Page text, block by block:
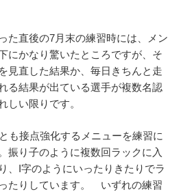
た直後の7月末の練習時には、メン
にかなり驚いたところですが、そ
見直した結果か、毎日きちんと走
る結果が出ている選手が複数名認
しい限りです。
も接点強化するメニューを練習に
振り子のように複数回ラックに入
、I字のようにいったりきたりでラ
たりしています。 いずれの練習